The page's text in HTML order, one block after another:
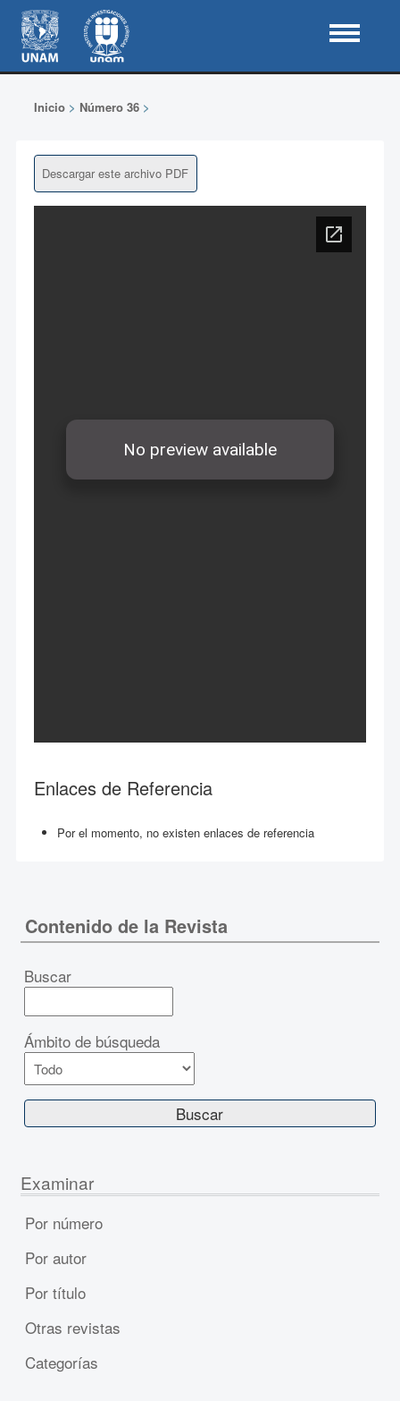
Inicio> Número 36>
Descargar este archivo PDF
Enlaces de Referencia
Por el momento, no existen enlaces de referencia
Contenido de la Revista
Buscar
Ámbito de búsqueda
Examinar
Por número
Por autor
Por título
Otras revistas
Categorías